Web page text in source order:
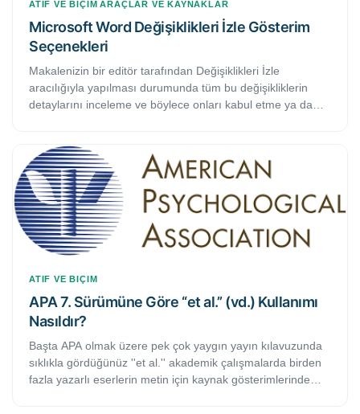
ATIF VE BIÇIM ARAÇLAR VE KAYNAKLAR
Microsoft Word Değişiklikleri İzle Gösterim
Seçenekleri
Makalenizin bir editör tarafından Değişiklikleri İzle
aracılığıyla yapılması durumunda tüm bu değişikliklerin
detaylarını inceleme ve böylece onları kabul etme ya da
değişikliklerin gösterilme seçenekleri, ekran görüntüleri ve
örnekleriyle birlikte adım adım anlatılmaktadır.
ATIF VE BIÇIM
APA 7. Sürümüne Göre ‘‘et al.’’ (vd.) Kullanımı
Nasıldır?
Başta APA olmak üzere pek çok yaygın yayın kılavuzunda
sıklıkla gördüğünüz ''et al.'' akademik çalışmalarda birden
fazla yazarlı eserlerin metin için kaynak gösterimlerinde